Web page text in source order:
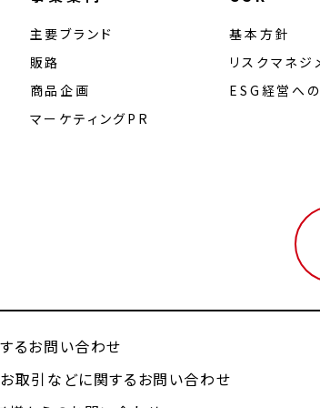
主要ブランド
販路
商品企画
マーケティングPR
基本方針
リスクマネジ
ESG経営へ
るお問い合わせ
取引などに関するお問い合わせ